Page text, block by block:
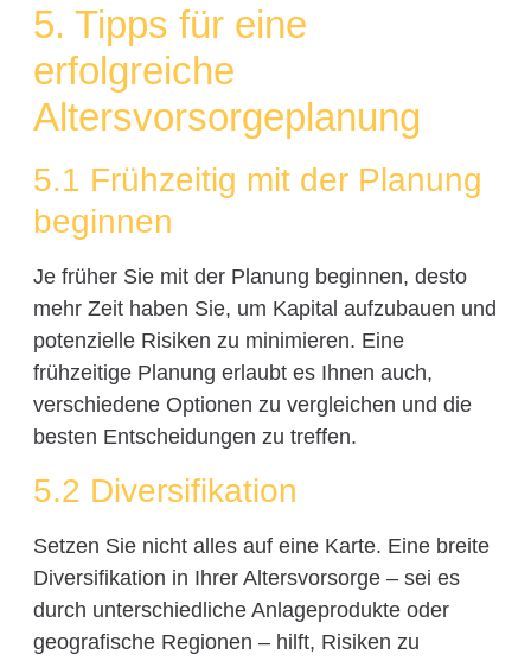
5. Tipps für eine
erfolgreiche
Altersvorsorgeplanung
5.1 Frühzeitig mit der Planung
beginnen
Je früher Sie mit der Planung beginnen, desto
mehr Zeit haben Sie, um Kapital aufzubauen und
potenzielle Risiken zu minimieren. Eine
frühzeitige Planung erlaubt es Ihnen auch,
verschiedene Optionen zu vergleichen und die
besten Entscheidungen zu treffen.
5.2 Diversifikation
Setzen Sie nicht alles auf eine Karte. Eine breite
Diversifikation in Ihrer Altersvorsorge – sei es
durch unterschiedliche Anlageprodukte oder
geografische Regionen – hilft, Risiken zu